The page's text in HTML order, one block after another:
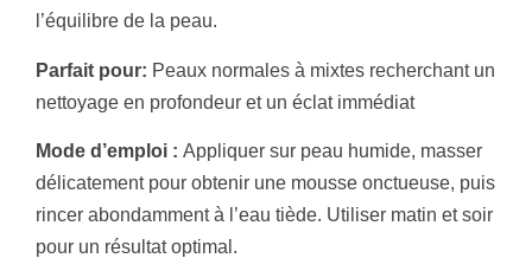
l’équilibre de la peau.
Parfait pour: Peaux normales à mixtes recherchant un
nettoyage en profondeur et un éclat immédiat
Mode d’emploi : Appliquer sur peau humide, masser
délicatement pour obtenir une mousse onctueuse, puis
rincer abondamment à l’eau tiède. Utiliser matin et soir
pour un résultat optimal.